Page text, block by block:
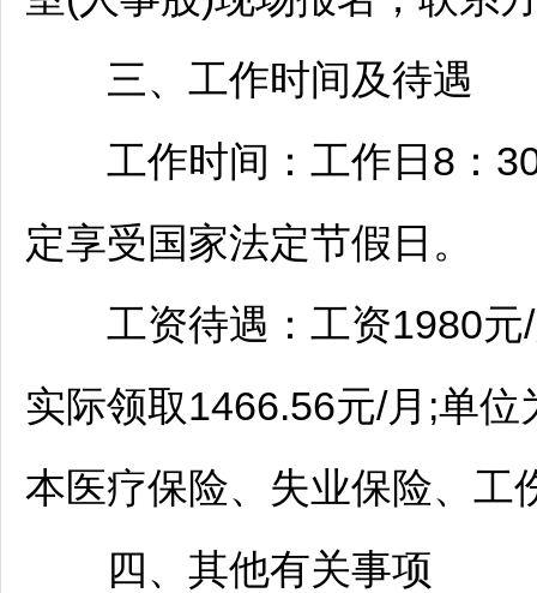
三、工作时间及待遇
工作时间：工作日8：
定享受国家法定节假日。
工资待遇：工资1980元/
实际领取1466.56元/月;单
本医疗保险、失业保险、工
四、其他有关事项